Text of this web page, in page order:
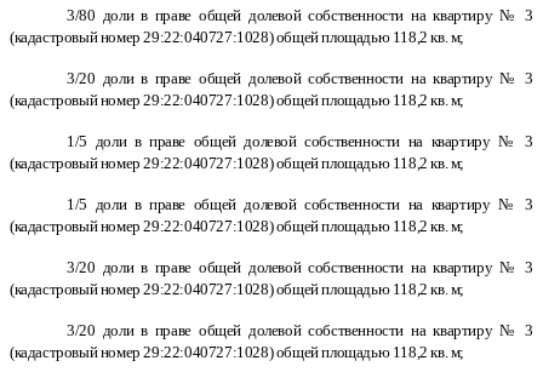
3/80 доли в праве общей долевой собственности на квартиру № 3
(кадастровый номер 29:22:040727:1028) общей площадью 118,2 кв. м;
3/20 доли в праве общей долевой собственности на квартиру № 3
(кадастровый номер 29:22:040727:1028) общей площадью 118,2 кв. м;
1/5 доли в праве общей долевой собственности на квартиру № 3
(кадастровый номер 29:22:040727:1028) общей площадью 118,2 кв. м;
1/5 доли в праве общей долевой собственности на квартиру № 3
(кадастровый номер 29:22:040727:1028) общей площадью 118,2 кв. м;
3/20 доли в праве общей долевой собственности на квартиру № 3
(кадастровый номер 29:22:040727:1028) общей площадью 118,2 кв. м;
3/20 доли в праве общей долевой собственности на квартиру № 3
(кадастровый номер 29:22:040727:1028) общей площадью 118,2 кв. м;